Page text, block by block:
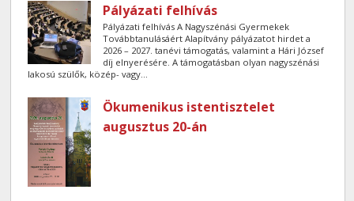
Pályázati felhívás
Pályázati felhívás A Nagyszénási Gyermekek
Továbbtanulásáért Alapítvány pályázatot hirdet a
2026 – 2027. tanévi támogatás, valamint a Hári József
díj elnyerésére. A támogatásban olyan nagyszénási
lakosú szülők, közép- vagy...
Ökumenikus istentisztelet
augusztus 20-án